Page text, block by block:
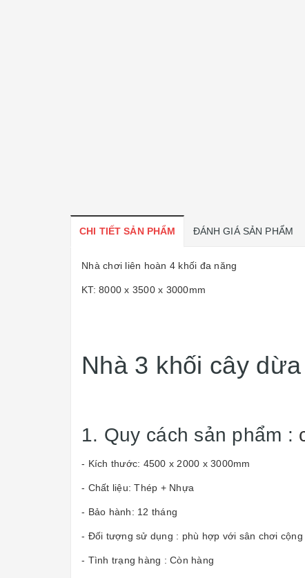
CHI TIẾT SẢN PHẨM ĐÁNH GIÁ SẢN PHẨM
Nhà chơi liên hoàn 4 khối đa năng
KT: 8000 x 3500 x 3000mm
Nhà 3 khối cây
1. Quy cách sản phẩm :
- Kích thước: 4500 x 2000 x 3000mm
- Chất liệu: Thép + Nhựa
- Bảo hành: 12 tháng
- Đối tượng sử dụng : phù hợp với sân chơi cộng
- Tình trạng hàng : Còn hàng